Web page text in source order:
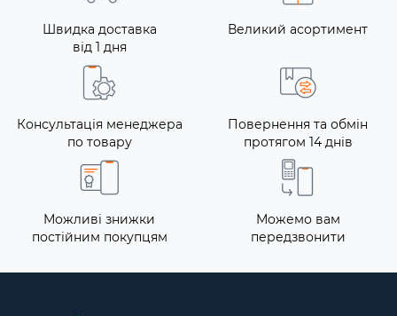
Швидка доставка
від 1 дня
Великий асортимент
Консультація менеджера
по товару
Повернення та обмін
протягом 14 днів
Можливі знижки
постійним покупцям
Можемо вам
передзвонити